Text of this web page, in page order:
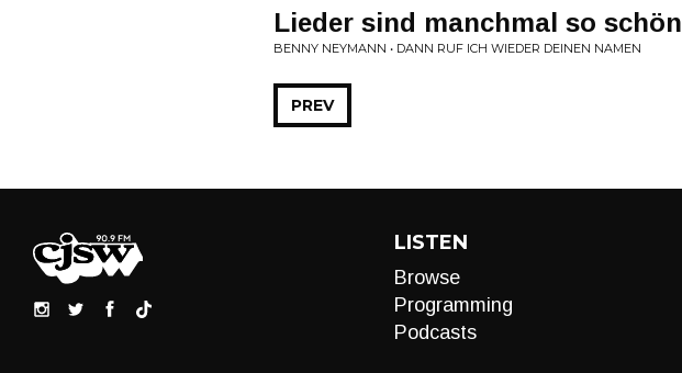
Lieder sind manchmal so schön
BENNY NEYMANN • DANN RUF ICH WIEDER DEINEN NAMEN
PREV
LISTEN
Browse
Programming
Podcasts